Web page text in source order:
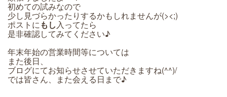
初めての試みなので
少し見づらかったりするかもしれませんが(><;)
ポストにもし入ってたら
是非確認してみてください♪
年末年始の営業時間等については
また後日、
ブログにてお知らせさせていただきますね(^^)/
では皆さん、また会える日まで♪